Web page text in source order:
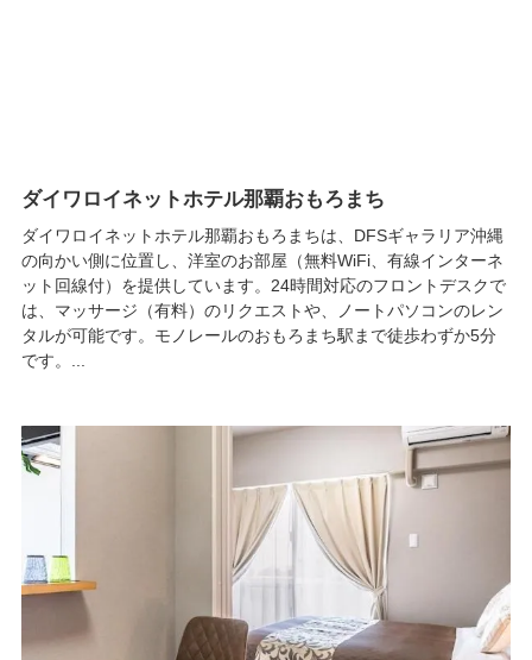
ダイワロイネットホテル那覇おもろまち
ダイワロイネットホテル那覇おもろまちは、DFSギャラリア沖縄
の向かい側に位置し、洋室のお部屋（無料WiFi、有線インターネ
ット回線付）を提供しています。24時間対応のフロントデスクで
は、マッサージ（有料）のリクエストや、ノートパソコンのレン
タルが可能です。モノレールのおもろまち駅まで徒歩わずか5分
です。...